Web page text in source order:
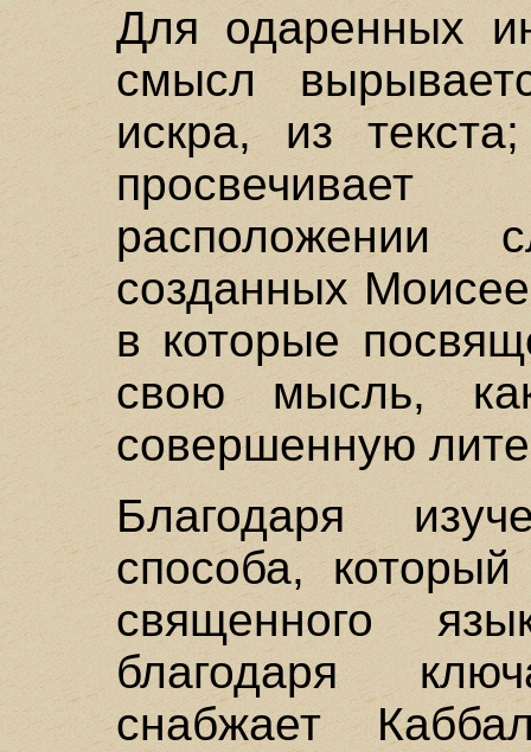
Для одаренных
смысл
искра, из
расположении
созданных
в которые
свою мысль,
совершенную
Благодаря
способа,
священного
благодаря
снабжает